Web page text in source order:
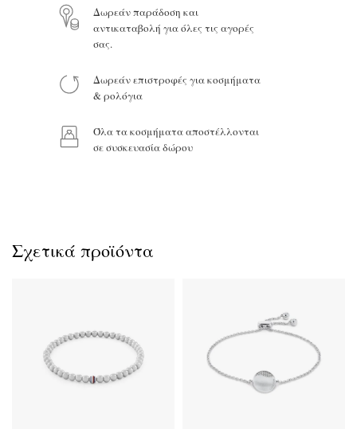
Δωρεάν παράδοση και
αντικαταβολή για όλες τις αγορές
σας.
Δωρεάν επιστροφές για κοσμήματα
& ρολόγια
Όλα τα κοσμήματα αποστέλλονται
σε συσκευασία δώρου
Σχετικά προϊόντα